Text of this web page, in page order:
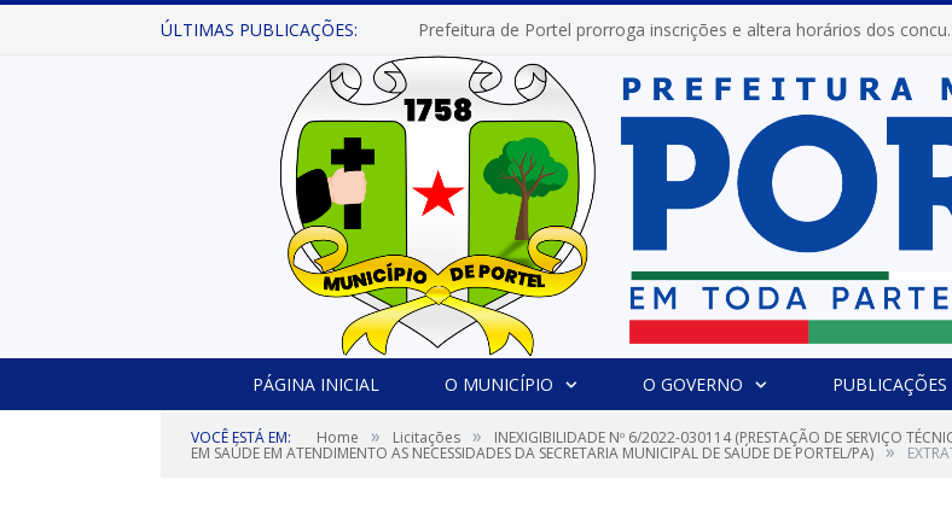
ÚLTIMAS PUBLICAÇÕES: Prefeitura de Portel
PÁGINA INICIAL O MUNICÍPIO O GOVERNO
VOCÊ ESTÁ EM: Home » Licitações » INEXIGIBILIDADE Nº 6/2022-030114 (PRESTAÇÃO DE SERVIÇO
EM SAÚDE EM ATENDIMENTO AS NECESSIDADES DA SECRETARIA MUNICIPAL DE SAÚDE DE PORTEL/PA) »